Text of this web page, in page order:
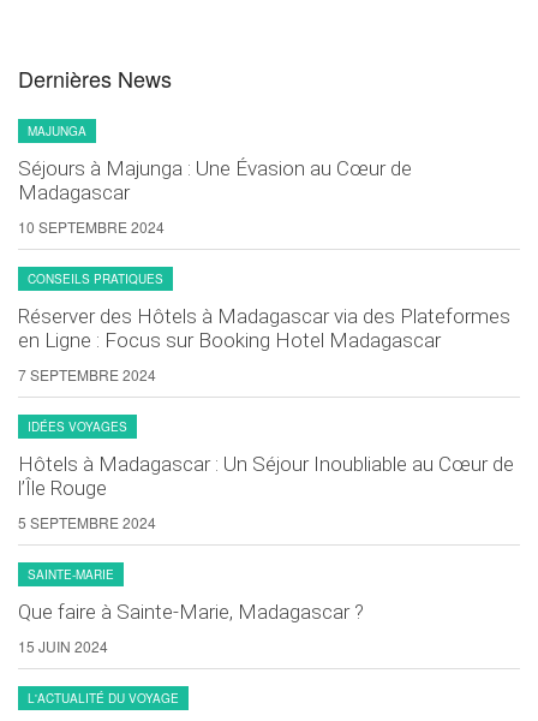
Dernières News
MAJUNGA
Séjours à Majunga : Une Évasion au Cœur de
Madagascar
10 SEPTEMBRE 2024
CONSEILS PRATIQUES
Réserver des Hôtels à Madagascar via des Plateformes
en Ligne : Focus sur Booking Hotel Madagascar
7 SEPTEMBRE 2024
IDÉES VOYAGES
Hôtels à Madagascar : Un Séjour Inoubliable au Cœur de
l’Île Rouge
5 SEPTEMBRE 2024
SAINTE-MARIE
Que faire à Sainte-Marie, Madagascar ?
15 JUIN 2024
L'ACTUALITÉ DU VOYAGE